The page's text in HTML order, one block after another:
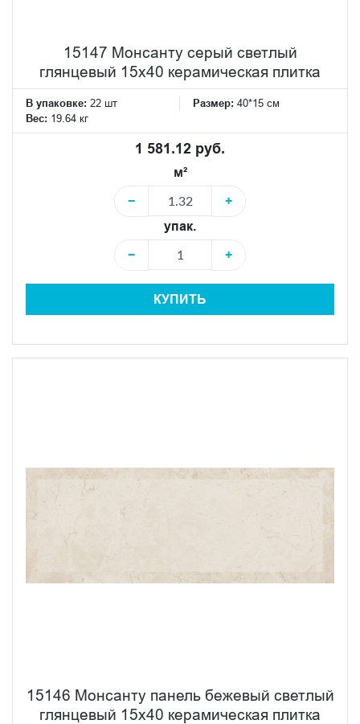
15147 Монсанту серый светлый
глянцевый 15х40 керамическая плитка
В упаковке: 22 шт Размер: 40*15 см
Вес: 19.64 кг
1 581.12 руб.
м²
−
+
упак.
−
+
КУПИТЬ
15146 Монсанту панель бежевый светлый
глянцевый 15х40 керамическая плитка